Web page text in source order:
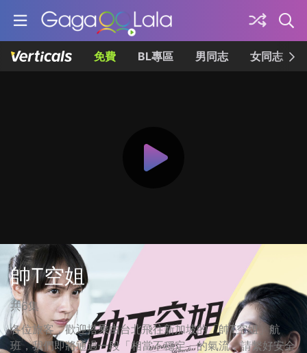
免費 BL專區 男同志 女同志
帥T空姐
共6集
各位旅客，歡迎搭乘由台北飛往新加坡的「帥T空姐」航
班，我們即將通過一段「相當不穩定」的氣流，請繫好安全